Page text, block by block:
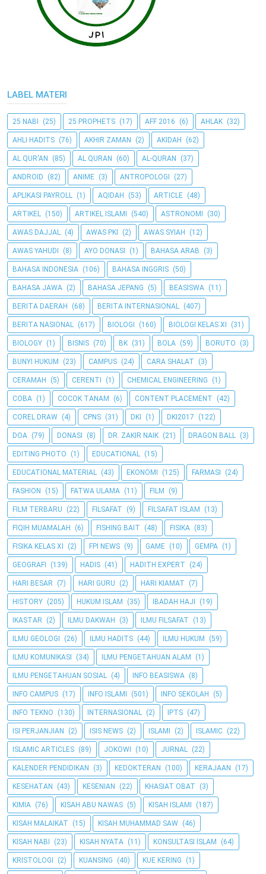
LABEL MATERI
25 NABI (25) 25 PROPHETS (17) AFF 2016 (6) AHLAK (32)
AHLI HADITS (76) AKHIR ZAMAN (2) AKIDAH (62)
AL QUR'AN (85) AL QURAN (60) AL-QURAN (37)
ANDROID (82) ANIME (3) ANTROPOLOGI (27)
APLIKASI PAYROLL (1) AQIDAH (53) ARTICLE (48)
ARTIKEL (150) ARTIKEL ISLAMI (540) ASTRONOMI (30)
AWAS DAJJAL (4) AWAS PKI (2) AWAS SYIAH (12)
AWAS YAHUDI (8) AYO DONASI (1) BAHASA ARAB (3)
BAHASA INDONESIA (106) BAHASA INGGRIS (50)
BAHASA JAWA (2) BAHASA JEPANG (5) BEASISWA (11)
BERITA DAERAH (68) BERITA INTERNASIONAL (407)
BERITA NASIONAL (617) BIOLOGI (160) BIOLOGI KELAS XI (31)
BIOLOGY (1) BISNIS (70) BK (31) BOLA (59) BORUTO (3)
BUNYI HUKUM (23) CAMPUS (24) CARA SHALAT (3)
CERAMAH (5) CERENTI (1) CHEMICAL ENGINEERING (1)
COBA (1) COCOK TANAM (6) CONTENT PLACEMENT (42)
COREL DRAW (4) CPNS (31) DKI (1) DKI2017 (122)
DOA (79) DONASI (8) DR. ZAKIR NAIK (21) DRAGON BALL (3)
EDITING PHOTO (1) EDUCATIONAL (15)
EDUCATIONAL MATERIAL (43) EKONOMI (125) FARMASI (24)
FASHION (15) FATWA ULAMA (11) FILM (9)
FILM TERBARU (22) FILSAFAT (9) FILSAFAT ISLAM (13)
FIQIH MUAMALAH (6) FISHING BAIT (48) FISIKA (83)
FISIKA KELAS XI (2) FPI NEWS (9) GAME (10) GEMPA (1)
GEOGRAFI (139) HADIS (41) HADITH EXPERT (24)
HARI BESAR (7) HARI GURU (2) HARI KIAMAT (7)
HISTORY (205) HUKUM ISLAM (35) IBADAH HAJI (19)
IKASTAR (2) ILMU DAKWAH (3) ILMU FILSAFAT (13)
ILMU GEOLOGI (26) ILMU HADITS (44) ILMU HUKUM (59)
ILMU KOMUNIKASI (34) ILMU PENGETAHUAN ALAM (1)
ILMU PENGETAHUAN SOSIAL (4) INFO BEASISWA (8)
INFO CAMPUS (17) INFO ISLAMI (501) INFO SEKOLAH (5)
INFO TEKNO (130) INTERNASIONAL (2) IPTS (47)
ISI PERJANJIAN (2) ISIS NEWS (2) ISLAMI (2) ISLAMIC (22)
ISLAMIC ARTICLES (89) JOKOWI (10) JURNAL (22)
KALENDER PENDIDIKAN (3) KEDOKTERAN (100) KERAJAAN (17)
KESEHATAN (43) KESENIAN (22) KHASIAT OBAT (3)
KIMIA (76) KISAH ABU NAWAS (5) KISAH ISLAMI (187)
KISAH MALAIKAT (15) KISAH MUHAMMAD SAW (46)
KISAH NABI (23) KISAH NYATA (11) KONSULTASI ISLAM (64)
KRISTOLOGI (2) KUANSING (40) KUE KERING (1)